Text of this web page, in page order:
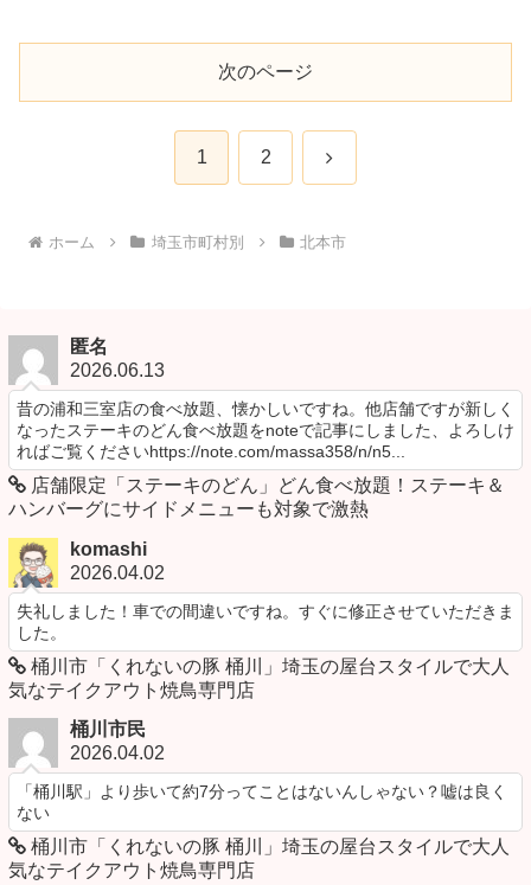
次のページ
1 2 次
ホーム 埼玉市町村別 北本市
匿名
2026.06.13
昔の浦和三室店の食べ放題、懐かしいですね。他店舗ですが新しく
なったステーキのどん食べ放題をnoteで記事にしました、よろしけ
ればご覧くださいhttps://note.com/massa358/n/n5...
店舗限定「ステーキのどん」どん食べ放題！ステーキ＆
ハンバーグにサイドメニューも対象で激熱
komashi
2026.04.02
失礼しました！車での間違いですね。すぐに修正させていただきま
した。
桶川市「くれないの豚 桶川」埼玉の屋台スタイルで大人
気なテイクアウト焼鳥専門店
桶川市民
2026.04.02
「桶川駅」より歩いて約7分ってことはないんしゃない？嘘は良く
ない
桶川市「くれないの豚 桶川」埼玉の屋台スタイルで大人
気なテイクアウト焼鳥専門店